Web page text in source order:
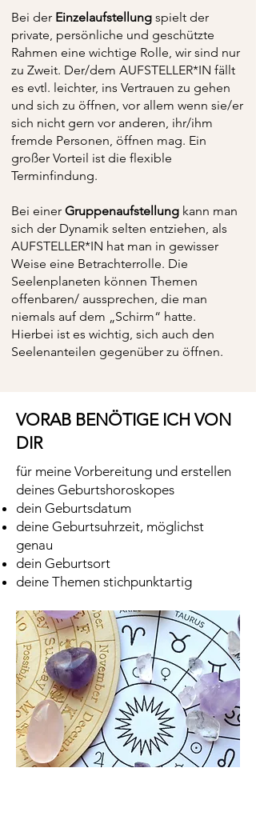
Bei der Einzelaufstellung spielt der
private, persönliche und geschützte
Rahmen eine wichtige Rolle, wir sind nur
zu Zweit. Der/dem AUFSTELLER*IN fällt
es evtl. leichter, ins Vertrauen zu gehen
und sich zu öffnen, vor allem wenn sie/er
sich nicht gern vor anderen, ihr/ihm
fremde Personen, öffnen mag. Ein
großer Vorteil ist die flexible
Terminfindung.
Bei einer Gruppenaufstellung kann man
sich der Dynamik selten entziehen, als
AUFSTELLER*IN hat man in gewisser
Weise eine Betrachterrolle. Die
Seelenplaneten können Themen
offenbaren/ aussprechen, die man
niemals auf dem „Schirm“ hatte.
Hierbei ist es wichtig, sich auch den
Seelenanteilen gegenüber zu öffnen.
VORAB BENÖTIGE ICH VON
DIR​
für meine Vorbereitung und erstellen
deines Geburtshoroskopes
dein Geburtsdatum
deine Geburtsuhrzeit, möglichst
genau
dein Geburtsort
deine Themen stichpunktartig